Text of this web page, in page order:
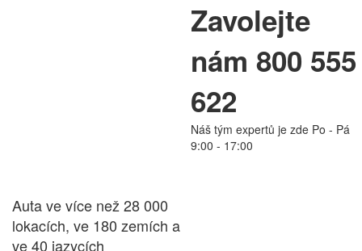
PŮJČOVNA
Auta ve více než 28 000
lokacích, ve 180 zemích a
ve 40 jazycích
Zavolejte
nám 800 555
622
Náš tým expertů je zde Po - Pá
9:00 - 17:00